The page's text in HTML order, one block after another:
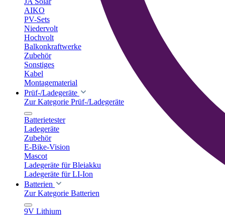
AIKO
PV-Sets
Niedervolt
Hochvolt
Balkonkraftwerke
Zubehör
Sonstiges
Kabel
Montagematerial
Prüf-/Ladegeräte
Zur Kategorie Prüf-/Ladegeräte
Batterietester
Ladegeräte
Zubehör
E-Bike-Vision
Mascot
Ladegeräte für Bleiakku
Ladegeräte für LI-Ion
Batterien
Zur Kategorie Batterien
9V Lithium